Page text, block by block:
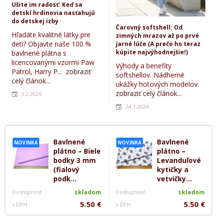
NOVINKA
Bavlnené
plátno – Biele
bodky 3 mm
(fialový
podk...
Dostupnosť skladom
s DPH 5.50 €
NOVINKA
Bavlnené
plátno –
Levanduľové
kytičky a
vetvičky...
Dostupnosť skladom
s DPH 5.50 €
Ušite im radosť: Keď sa
detskí hrdinovia nasťahujú
do detskej izby
Hľadáte kvalitné látky pre
deti? Objavte naše 100 %
bavlnené plátna s
licencovanými vzormi Paw
Patrol, Harry P... zobraziť
celý článok...
3.2.2026
Čarovný softshell: Od
zimných mrazov až po prvé
jarné lúče (A prečo ho teraz
kúpite najvýhodnejšie!)
Výhody a benefity
softshellov. Nádherné
ukážky hotových modelov.
zobraziť celý článok...
24.1.2026